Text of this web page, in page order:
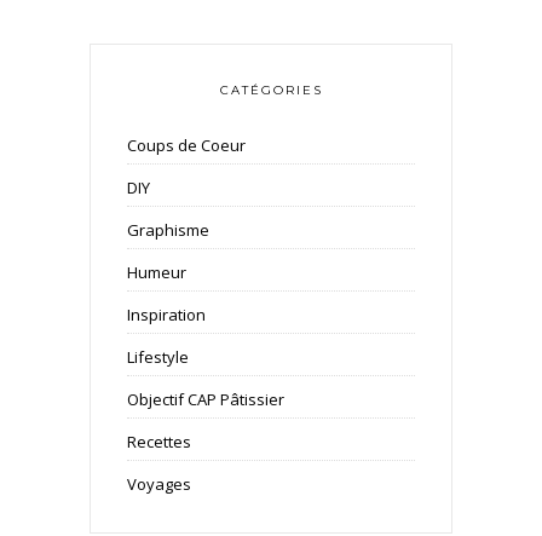
CATÉGORIES
Coups de Coeur
DIY
Graphisme
Humeur
Inspiration
Lifestyle
Objectif CAP Pâtissier
Recettes
Voyages